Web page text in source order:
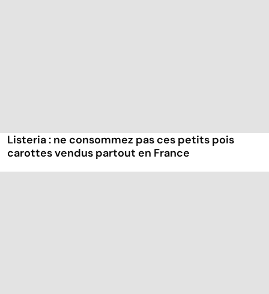
Listeria : ne consommez pas ces petits pois
carottes vendus partout en France